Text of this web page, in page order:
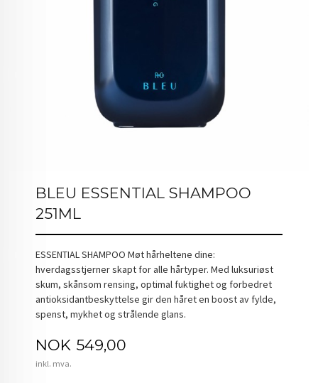
BLEU ESSENTIAL SHAMPOO
251ML
ESSENTIAL SHAMPOO Møt hårheltene dine:
hverdagsstjerner skapt for alle hårtyper. Med luksuriøst
skum, skånsom rensing, optimal fuktighet og forbedret
antioksidantbeskyttelse gir den håret en boost av fylde,
spenst, mykhet og strålende glans.
Pris
NOK 549,00
inkl. mva.